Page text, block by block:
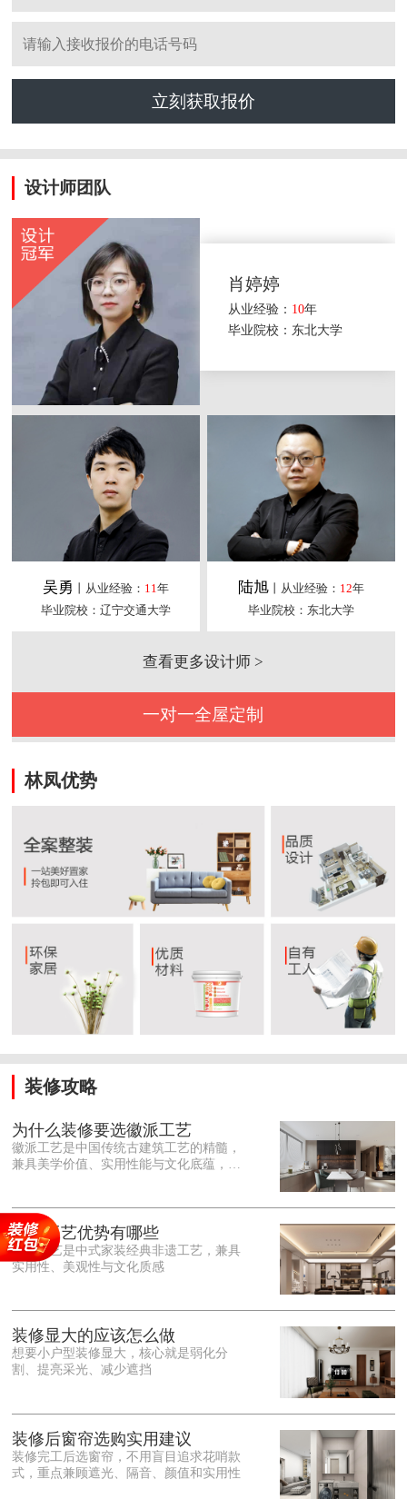
立刻获取报价
设计师团队
肖婷婷
从业经验： 10年
毕业院校：东北大学
吴勇 丨从业经验： 11年
毕业院校：辽宁交通大学
陆旭丨从业经验： 12年
毕业院校：东北大学
查看更多设计师 >
一对一全屋定制
林凤优势
装修攻略
为什么装修要选徽派工艺
徽派工艺是中国传统古建筑工艺的精髓，
兼具美学价值、实用性能与文化底蕴，优
雕细琢的砖、木、石雕为特色，线条古朴
大气，意境悠远，自带东方中式雅致韵
味，耐看且不易过时。<o:p></o:p> 在工
艺品质上，徽派工艺遵循古法匠心工序，
保耐用，抗风化、耐腐蚀，使用
徽派工艺优势有哪些
徽派工艺是中式家装经典非遗工艺，兼具
实用性、美观性与文化质感
装修显大的应该怎么做
想要小户型装修显大，核心就是弱化分
割、提亮采光、减少遮挡
装修后窗帘选购实用建议
装修完工后选窗帘，不用盲目追求花哨款
式，重点兼顾遮光、隔音、颜值和实用性